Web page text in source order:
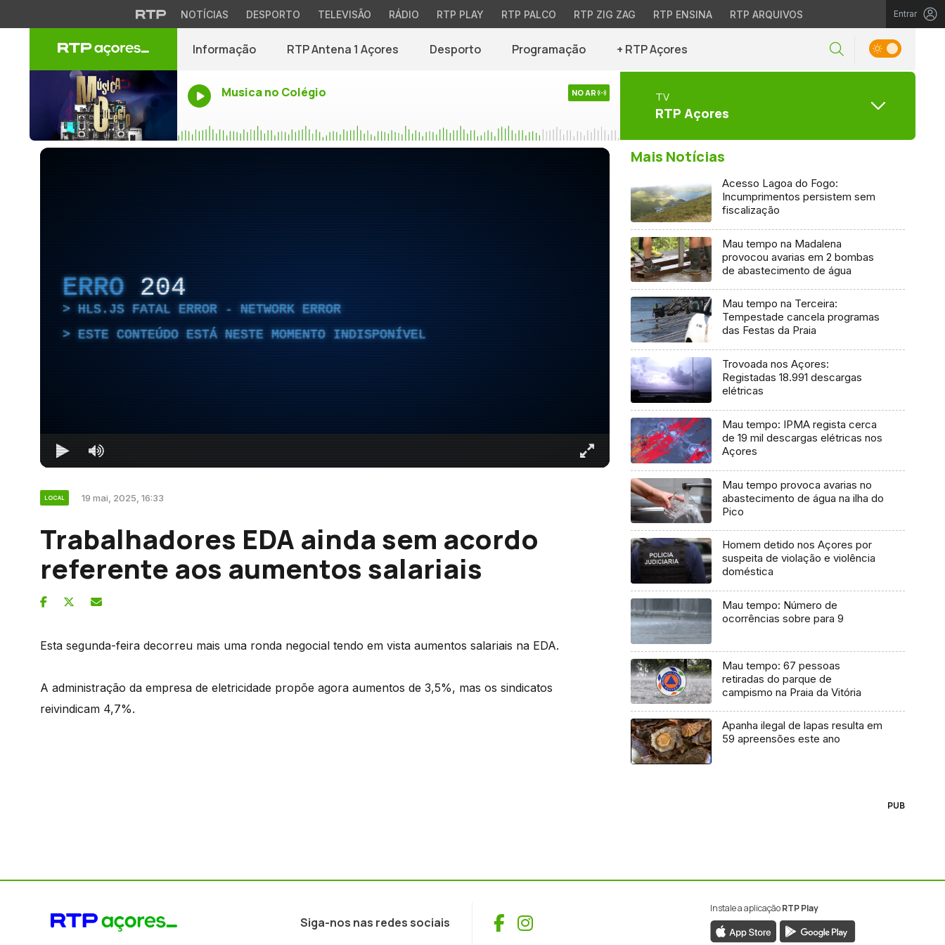
NOTÍCIAS DESPORTO TELEVISÃO RÁDIO RTP PLAY RTP PALCO RTP ZIG ZAG RTP ENSINA RTP ARQUIVOS Entrar
Informação RTP Antena 1 Açores Desporto Programação + RTP Açores
Musica no Colégio NO AR TV
RTP Açores
ERRO 204
HLS.JS FATAL ERROR - NETWORK ERROR
ESTE CONTEÚDO ESTÁ NESTE MOMENTO INDISPONÍVEL
LOCAL 19 mai, 2025, 16:33
Trabalhadores EDA ainda sem acordo
referente aos aumentos salariais
Esta segunda-feira decorreu mais uma ronda negocial tendo em vista aumentos salariais na EDA.
A administração da empresa de eletricidade propõe agora aumentos de 3,5%, mas os sindicatos
reivindicam 4,7%.
Mais Notícias
Acesso Lagoa do Fogo:
Incumprimentos persistem sem
fiscalização
Mau tempo na Madalena
provocou avarias em 2 bombas
de abastecimento de água
Mau tempo na Terceira:
Tempestade cancela programas
das Festas da Praia
Trovoada nos Açores:
Registadas 18.991 descargas
elétricas
Mau tempo: IPMA regista cerca
de 19 mil descargas elétricas nos
Açores
Mau tempo provoca avarias no
abastecimento de água na ilha do
Pico
Homem detido nos Açores por
suspeita de violação e violência
doméstica
Mau tempo: Número de
ocorrências sobre para 9
Mau tempo: 67 pessoas
retiradas do parque de
campismo na Praia da Vitória
Apanha ilegal de lapas resulta em
59 apreensões este ano
PUB
Siga-nos nas redes sociais Facebook
Instagram
Instale a aplicaçãoRTP Play